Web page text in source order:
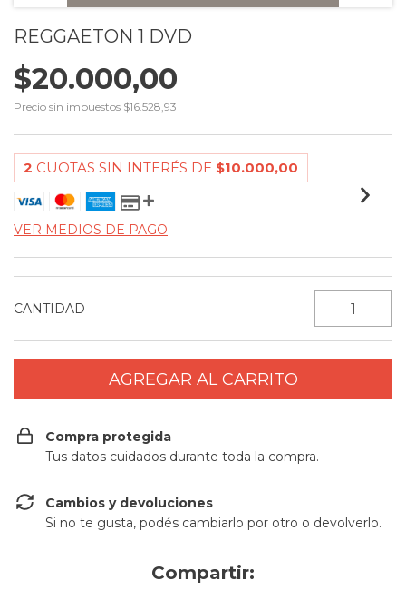
REGGAETON 1 DVD
$20.000,00
Precio sin impuestos $16.528,93
2 CUOTAS SIN INTERÉS DE $10.000,00
VER MEDIOS DE PAGO
CANTIDAD
Compra protegida
Tus datos cuidados durante toda la compra.
Cambios y devoluciones
Si no te gusta, podés cambiarlo por otro o devolverlo.
Compartir: